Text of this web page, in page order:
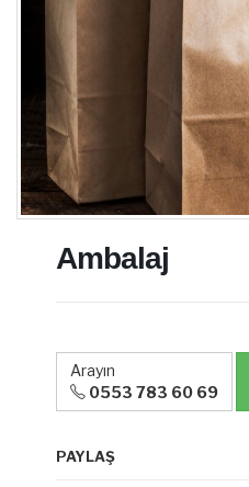
Ambalaj
Arayın
0553 783 60 69
PAYLAŞ